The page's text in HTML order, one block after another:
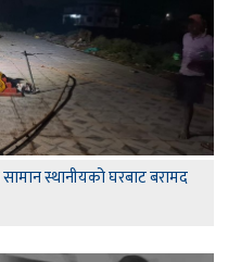
सामान स्थानीयको घरबाट बरामद